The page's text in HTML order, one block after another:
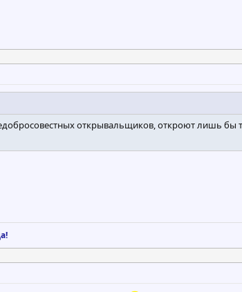
открывальщиков, откроют лишь бы